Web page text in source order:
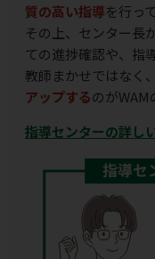
質の高い指導を行っ
その上、センター長
ての進捗確認や、指
教師まかせではなく、
アップするのがWAM
指導センターの詳し